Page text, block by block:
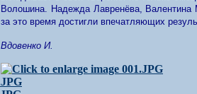
Волошина. Надежда Лавренёва,
за это время достигли впечатляющих
Вдовенко И.